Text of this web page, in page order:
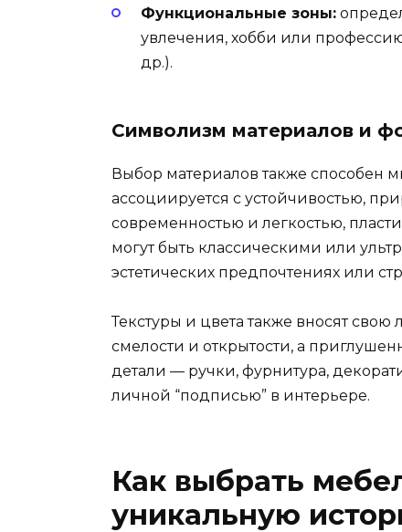
Функциональные зоны:
увлечения, хобби или
др.).
Символизм материалов и
Выбор материалов также способен
ассоциируется с устойчивостью,
современностью и легкостью,
могут быть классическими или
эстетических предпочтениях или
Текстуры и цвета также вносят свою
смелости и открытости, а
детали — ручки, фурнитура,
личной “подписью” в интерьере.
Как выбрать
уникальную